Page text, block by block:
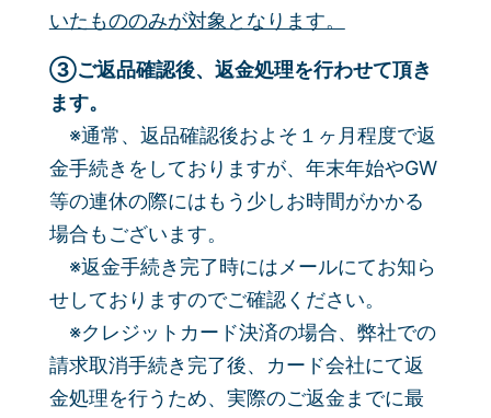
いたもののみが対象となります。
③ご返品確認後、返金処理を行わせて頂き
ます。
※通常、返品確認後およそ１ヶ月程度で返
金手続きをしておりますが、年末年始やGW
等の連休の際にはもう少しお時間がかかる
場合もござい ます。
※返金手続き完了時にはメールにてお知ら
せしておりますのでご確認ください。
※クレジットカード決済の場合、弊社での
請求取消手続き完了後、カード会社にて返
金処理を行うため、 実際のご返金までに最